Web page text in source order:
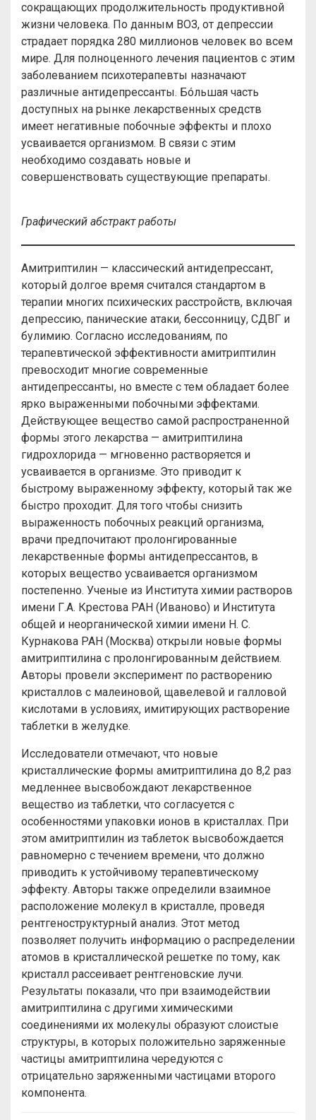
сокращающих продолжительность продуктивной
жизни человека. По данным ВОЗ, от депрессии
страдает порядка 280 миллионов человек во всем
мире. Для полноценного лечения пациентов с этим
заболеванием психотерапевты назначают
различные антидепрессанты. Бóльшая часть
доступных на рынке лекарственных средств
имеет негативные побочные эффекты и плохо
усваивается организмом. В связи с этим
необходимо создавать новые и
совершенствовать существующие препараты.
Графический абстракт работы
Амитриптилин — классический антидепрессант,
который долгое время считался стандартом в
терапии многих психических расстройств, включая
депрессию, панические атаки, бессонницу, СДВГ и
булимию. Согласно исследованиям, по
терапевтической эффективности амитриптилин
превосходит многие современные
антидепрессанты, но вместе с тем обладает более
ярко выраженными побочными эффектами.
Действующее вещество самой распространенной
формы этого лекарства — амитриптилина
гидрохлорида — мгновенно растворяется и
усваивается в организме. Это приводит к
быстрому выраженному эффекту, который так же
быстро проходит. Для того чтобы снизить
выраженность побочных реакций организма,
врачи предпочитают пролонгированные
лекарственные формы антидепрессантов, в
которых вещество усваивается организмом
постепенно. Ученые из Института химии растворов
имени Г.А. Крестова РАН (Иваново) и Института
общей и неорганической химии имени Н. С.
Курнакова РАН (Москва) открыли новые формы
амитриптилина с пролонгированным действием.
Авторы провели эксперимент по растворению
кристаллов с малеиновой, щавелевой и галловой
кислотами в условиях, имитирующих растворение
таблетки в желудке.
Исследователи отмечают, что новые
кристаллические формы амитриптилина до 8,2 раз
медленнее высвобождают лекарственное
вещество из таблетки, что согласуется с
особенностями упаковки ионов в кристаллах. При
этом амитриптилин из таблеток высвобождается
равномерно с течением времени, что должно
приводить к устойчивому терапевтическому
эффекту. Авторы также определили взаимное
расположение молекул в кристалле, проведя
рентгеноструктурный анализ. Этот метод
позволяет получить информацию о распределении
атомов в кристаллической решетке по тому, как
кристалл рассеивает рентгеновские лучи.
Результаты показали, что при взаимодействии
амитриптилина с другими химическими
соединениями их молекулы образуют слоистые
структуры, в которых положительно заряженные
частицы амитриптилина чередуются с
отрицательно заряженными частицами второго
компонента.